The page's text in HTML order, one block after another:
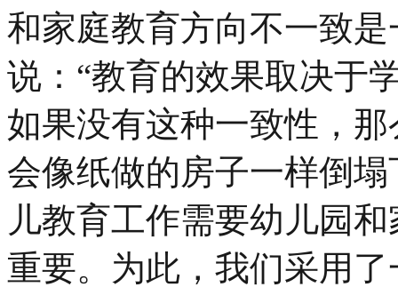
和家庭教育方向不一致
说：“教育的效果取决于
如果没有这种一致性，
会像纸做的房子一样倒
儿教育工作需要幼儿园
重要。为此，我们采用